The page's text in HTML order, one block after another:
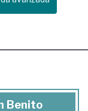
Benito